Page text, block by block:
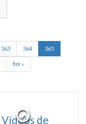
363 364 365
fim »
Vídeos de